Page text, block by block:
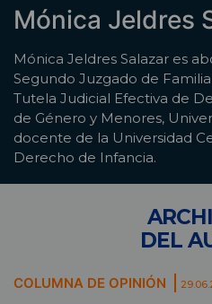
Mónica Jeldres
Mónica Jeldres Salazar es
Segundo Juzgado de
Tutela Judicial Efectiva de
de Género y Menores,
docente de la Universidad
Derecho de Infancia.
DEL
COLUMNA DE OPINIÓN